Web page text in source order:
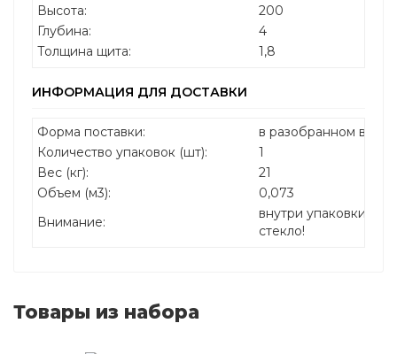
Высота:
200
Глубина:
4
Толщина щита:
1,8
ИНФОРМАЦИЯ ДЛЯ ДОСТАВКИ
Форма поставки:
в разобранном виде
Количество упаковок (шт):
1
Вес (кг):
21
Объем (м3):
0,073
Внимание:
внутри упаковки
стекло!
Товары из набора